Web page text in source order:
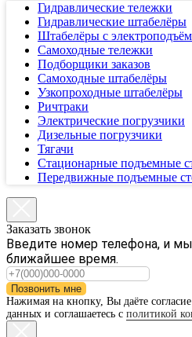
Гидравлические тележки
Гидравлические штабелёры
Штабелёры с
Самоходные тележки
Подборщики заказов
Самоходные штабелёры
Узкопроходные штабелёры
Ричтраки
Электрические погрузчики
Дизельные погрузчики
Тягачи
Стационарные подъемные
Передвижные подъемные
Заказать звонок
Введите номер телефона, и
ближайшее время.
Позвонить мне
Нажимая на кнопку, Вы даёте
данных и соглашаетесь с политикой